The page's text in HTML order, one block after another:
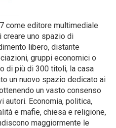
come editore multimediale
creare uno spazio di
libero, distante
gruppi economici o
di più di 300 titoli, la casa
un nuovo spazio dedicato ai
un vasto consenso
autori. Economia, politica,
e mafie, chiesa e religione,
maggiormente le